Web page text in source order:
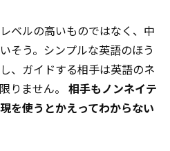
ベルの高いものではなく、中
そう。シンプルな英語のほう
、ガイドする相手は英語のネ
りません。 相手もノンネイテ
を使うとかえってわからない